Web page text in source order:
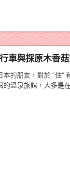
車與採原木香菇
本的朋友，對於 “住”
的溫泉旅館，大多是